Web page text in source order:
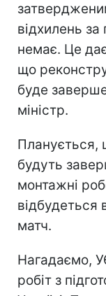
відхилень за
немає. Це
що
буде
міністр.
Планується,
будуть
монтажні
відбудеться
матч.
Нагадаємо,
робіт з